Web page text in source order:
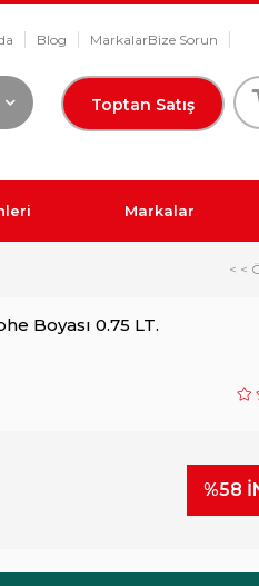
Blog MarkalarBize Sorun
Toptan Satış
Markalar
< <
Boyası 0.75 LT.
%58